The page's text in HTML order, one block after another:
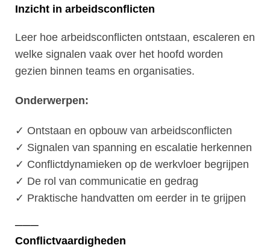
Inzicht in arbeidsconflicten
Leer hoe arbeidsconflicten ontstaan, escaleren en
welke signalen vaak over het hoofd worden
gezien binnen teams en organisaties.
Onderwerpen:
✓ Ontstaan en opbouw van arbeidsconflicten
✓ Signalen van spanning en escalatie herkennen
✓ Conflictdynamieken op de werkvloer begrijpen
✓ De rol van communicatie en gedrag
✓ Praktische handvatten om eerder in te grijpen
───
Conflictvaardigheden